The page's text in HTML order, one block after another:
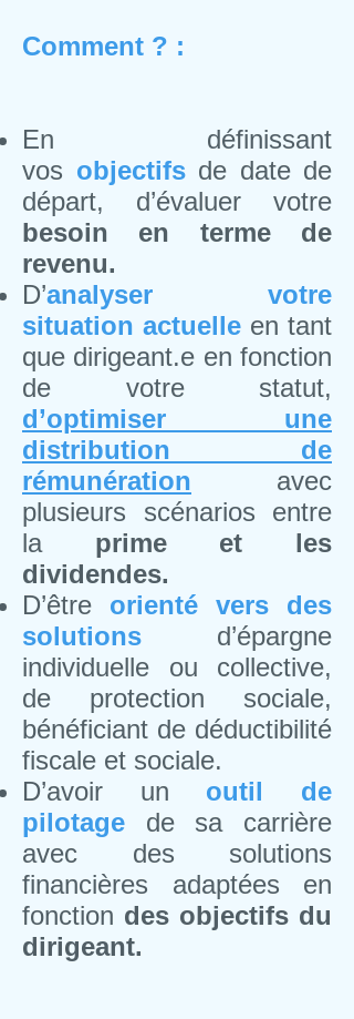
Comment ? :
En définissant
vos objectifsde date de
départ, d’évaluer votre
besoin en terme de
revenu.
D’analyser votre
situation actuelle en tant
que dirigeant.e en fonction
de votre statut,
d’optimiser une
distribution
de
rémunération avec
plusieurs scénarios entre
la prime et les
dividendes.
D’être orienté vers des
solutions d’épargne
individuelle ou collective,
de protection sociale,
bénéficiant de déductibilité
fiscale et sociale.
D’avoir un outil de
pilotage de sa carrière
avec des solutions
financières adaptées en
fonction des objectifs du
dirigeant.